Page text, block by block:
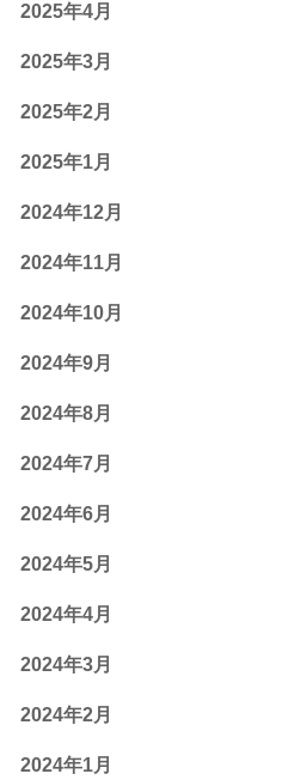
2025年4月
2025年3月
2025年2月
2025年1月
2024年12月
2024年11月
2024年10月
2024年9月
2024年8月
2024年7月
2024年6月
2024年5月
2024年4月
2024年3月
2024年2月
2024年1月